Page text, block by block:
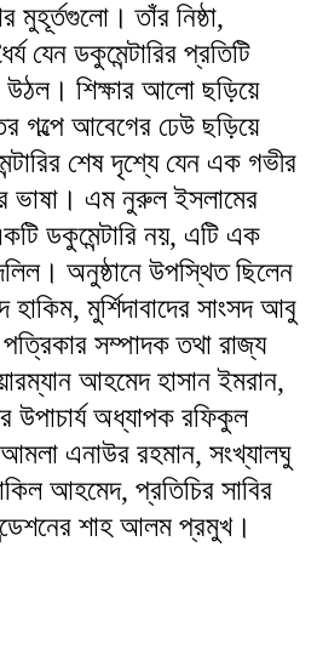
মুহূর্তগুলো। তাঁর নিষ্ঠা,
যেন ডকুমেন্টারির প্রতিটি
শিক্ষার আলো ছড়িয়ে
গল্পে আবেগের ঢেউ ছড়িয়ে
শেষ দৃশ্যে যেন এক গভীর
ভাষা। এম নুরুল ইসলামের
ডকুমেন্টারি নয়, এটি এক
অনুষ্ঠানে উপস্থিত ছিলেন
মুর্শিদাবাদের সাংসদ আবু
সম্পাদক তথা রাজ্য
আহমেদ হাসান ইমরান,
উপাচার্য অধ্যাপক রফিকুল
এনাউর রহমান, সংখ্যালঘু
আহমেদ, প্রতিচির সাবির
শাহ আলম প্রমুখ।